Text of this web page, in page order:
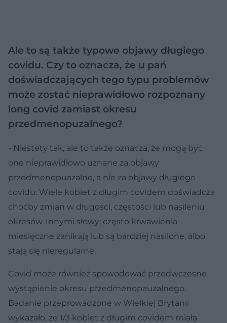
Ale to są także typowe objawy długiego
covidu. Czy to oznacza, że u pań
doświadczających tego typu problemów
może zostać nieprawidłowo rozpoznany
long covid zamiast okresu
przedmenopuzalnego?
- Niestety tak, ale to także oznacza, że mogą być
one nieprawidłowo uznane za objawy
przedmenopuazalne, a nie za objawy długiego
covidu. Wiele kobiet z długim covidem doświadcza
choćby zmian w długości, częstości lub nasileniu
okresów. Innymi słowy: często krwawienia
miesięczne zanikają lub są bardziej nasilone, albo
stają się nieregularne.
Covid może również spowodować przedwczesne
wystąpienie okresu przedmenopauzalnego.
Badanie przeprowadzone w Wielkiej Brytanii
wykazało, że 1/3 kobiet z długim covidem miała